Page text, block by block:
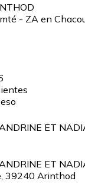
- ZA en
ET
ET
39240 Arinthod